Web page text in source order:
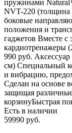
пружинами
NVT-220
боковые
положения и
гаджетов Вместе
кардиотренажеры
990 руб.
см) Специальный
и вибрацию,
Сделан на основе
защищая
корзинуБыстрая
Есть в наличии
59990 руб.